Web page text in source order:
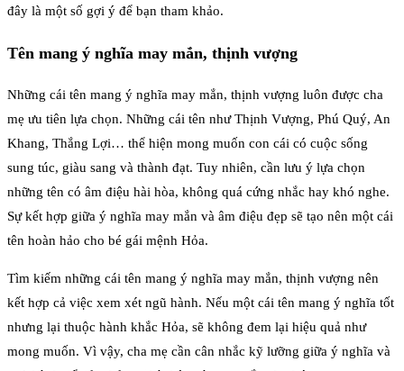
đây là một số gợi ý để bạn tham khảo.
Tên mang ý nghĩa may mắn, thịnh vượng
Những cái tên mang ý nghĩa may mắn, thịnh vượng luôn được cha
mẹ ưu tiên lựa chọn. Những cái tên như Thịnh Vượng, Phú Quý, An
Khang, Thắng Lợi… thể hiện mong muốn con cái có cuộc sống
sung túc, giàu sang và thành đạt. Tuy nhiên, cần lưu ý lựa chọn
những tên có âm điệu hài hòa, không quá cứng nhắc hay khó nghe.
Sự kết hợp giữa ý nghĩa may mắn và âm điệu đẹp sẽ tạo nên một cái
tên hoàn hảo cho bé gái mệnh Hỏa.
Tìm kiếm những cái tên mang ý nghĩa may mắn, thịnh vượng nên
kết hợp cả việc xem xét ngũ hành. Nếu một cái tên mang ý nghĩa tốt
nhưng lại thuộc hành khắc Hỏa, sẽ không đem lại hiệu quả như
mong muốn. Vì vậy, cha mẹ cần cân nhắc kỹ lưỡng giữa ý nghĩa và